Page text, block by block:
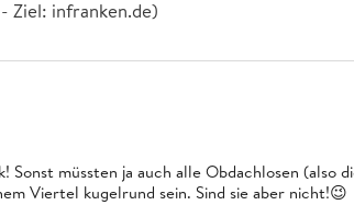
Ziel: infranken.de)
Sonst müssten ja auch alle Obdachlosen (also
Viertel kugelrund sein. Sind sie aber nicht!😉